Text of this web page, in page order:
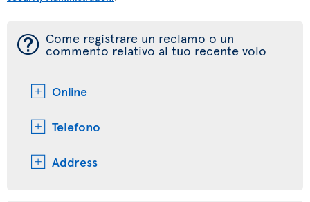
¯ Come registrare un reclamo o un
commento relativo al tuo recente volo
Online
Telefono
Address